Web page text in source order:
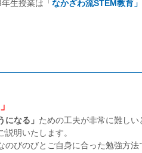
生授業は「 なかざわ流STEM教育」
になる」 ための工夫が非常に難しい
説明いたします。
びのびとご自身に合った勉強方法